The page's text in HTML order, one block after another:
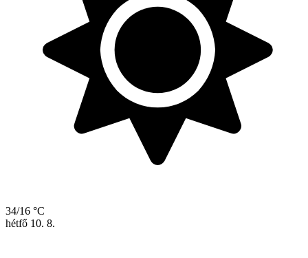
34/16 °C
hétfő 10. 8.